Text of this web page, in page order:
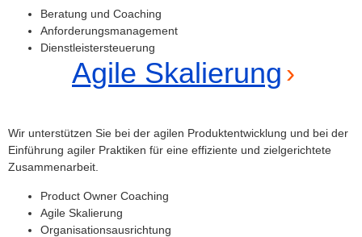
Beratung und Coaching
Anforderungsmanagement
Dienstleistersteuerung
Agile Skalierung
Wir unterstützen Sie bei der agilen Produktentwicklung und bei der
Einführung agiler Praktiken für eine effiziente und zielgerichtete
Zusammenarbeit.
Product Owner Coaching
Agile Skalierung
Organisationsausrichtung